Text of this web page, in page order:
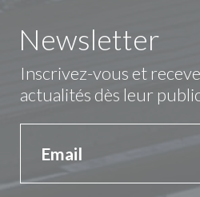
Newsletter
Inscrivez-vous et
actualités dès leur